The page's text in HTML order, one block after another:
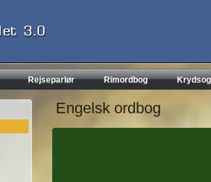
Rejseparlør Rimordbog
Engelsk ordbog